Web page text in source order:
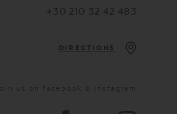
+30 210 32 42 483
DIRECTIONS
Join us on facebook & instagram